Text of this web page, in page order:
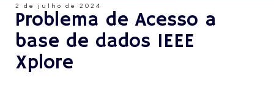
2 de julho de 2024
Problema de Acesso a
base de dados IEEE
Xplore